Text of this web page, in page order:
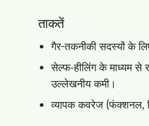
ताकतें
गैर-तकनीकी सदस्यों के
सेल्फ‑हीलिंग के माध्यम से
उल्लेखनीय कमी।
व्यापक कवरेज (फंक्शनल,